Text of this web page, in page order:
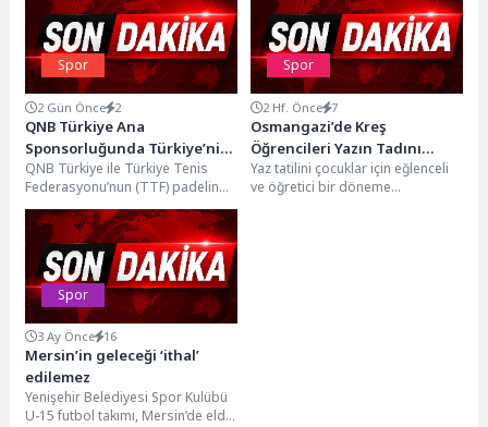
Spor
2 Gün Önce 2
QNB Türkiye Ana
Sponsorluğunda Türkiye’nin
İlk Padel Türkiye
Şampiyonası Başlıyor
QNB Türkiye ile Türkiye Tenis
Federasyonu’nun (TTF) padelin
Türkiye’de sağlam bir altyapı
üzerinde büyümesi, daha...
Spor
2 Hf. Önce 7
Osmangazi’de Kreş
Öğrencileri Yazın Tadını
Havuzda Çıkardı
Yaz tatilini çocuklar için eğlenceli
ve öğretici bir döneme
Spor
3 Ay Önce 16
Mersin’in geleceği ‘ithal’
edilemez
Yenişehir Belediyesi Spor Kulübü
U-15 futbol takımı, Mersin’de elde